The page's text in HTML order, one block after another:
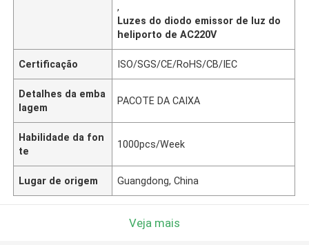
,
Luzes do diodo emissor de luz do
heliporto de AC220V
Certificação ISO/SGS/CE/RoHS/CB/IEC
Detalhes da emba
lagem
PACOTE DA CAIXA
Habilidade da fon
te
1000pcs/Week
Lugar de origem Guangdong, China
Veja mais